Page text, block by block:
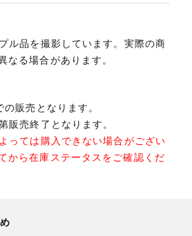
ル品を撮影しています。実際の商
なる場合があります。
販売となります。
販売終了となります。
っては購入できない場合がござい
から在庫ステータスをご確認くだ